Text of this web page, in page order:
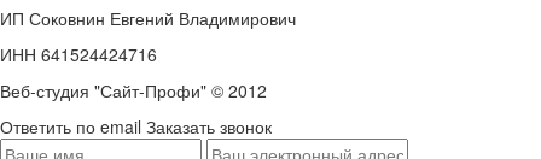
ИП Соковнин Евгений Владимирович
ИНН 641524424716
Веб-студия "Сайт-Профи" © 2012
Ответить по email Заказать звонок